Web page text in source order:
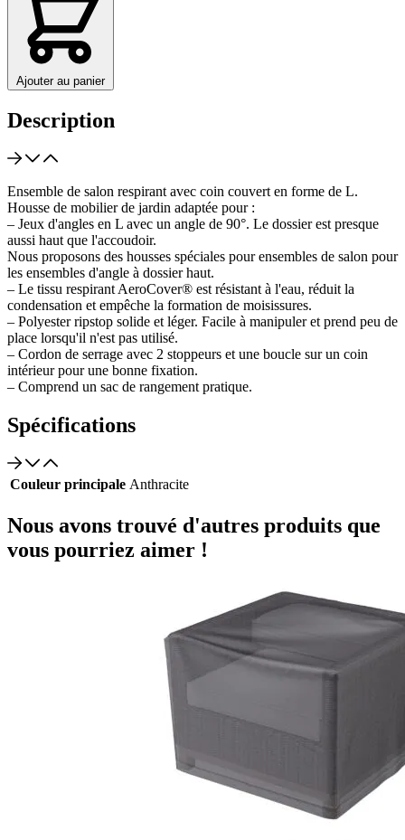
Ajouter au panier
Description
Ensemble de salon respirant avec coin couvert en forme de L.
Housse de mobilier de jardin adaptée pour :
– Jeux d'angles en L avec un angle de 90°. Le dossier est presque
aussi haut que l'accoudoir.
Nous proposons des housses spéciales pour ensembles de salon pour
les ensembles d'angle à dossier haut.
– Le tissu respirant AeroCover® est résistant à l'eau, réduit la
condensation et empêche la formation de moisissures.
– Polyester ripstop solide et léger. Facile à manipuler et prend peu de
place lorsqu'il n'est pas utilisé.
– Cordon de serrage avec 2 stoppeurs et une boucle sur un coin
intérieur pour une bonne fixation.
– Comprend un sac de rangement pratique.
Spécifications
Couleur principale Anthracite
Nous avons trouvé d'autres produits que
vous pourriez aimer !